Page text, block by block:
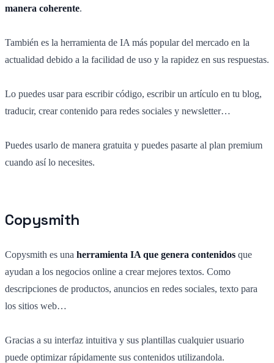
manera coherente.
También es la herramienta de IA más popular del mercado en la
actualidad debido a la facilidad de uso y la rapidez en sus respuestas.
Lo puedes usar para escribir código, escribir un artículo en tu blog,
traducir, crear contenido para redes sociales y newsletter…
Puedes usarlo de manera gratuita y puedes pasarte al plan premium
cuando así lo necesites.
Copysmith
Copysmith es una herramienta IA que genera contenidos que
ayudan a los negocios online a crear mejores textos. Como
descripciones de productos, anuncios en redes sociales, texto para
los sitios web…
Gracias a su interfaz intuitiva y sus plantillas cualquier usuario
puede optimizar rápidamente sus contenidos utilizandola.